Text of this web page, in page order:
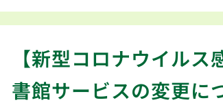
【新型コロナウイル
書館サービスの変更に